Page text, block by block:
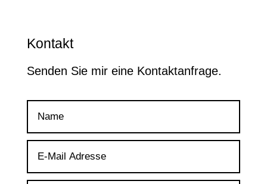
Kontakt
Senden Sie mir eine Kontaktanfrage.